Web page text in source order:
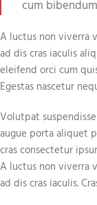
cum
A luctus non viverra
ad dis cras iaculis
eleifend orci cum
Egestas nascetur
Volutpat
augue porta aliquet
cras consectetur
A luctus non viverra
ad dis cras iaculis.